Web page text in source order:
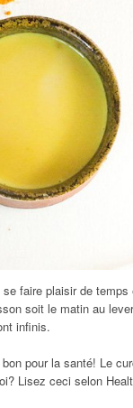
faire plaisir de
soit le matin au
infinis.
pour la santé! Le
Lisez ceci selon